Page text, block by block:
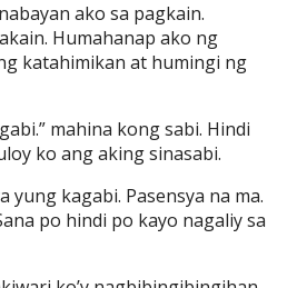
ako sa pagkain.
Humahanap ako ng
katahimikan at humingi ng
mahina kong sabi. Hindi
ko ang aking sinasabi.
yung kagabi. Pasensya na ma.
po hindi po kayo nagaliy sa